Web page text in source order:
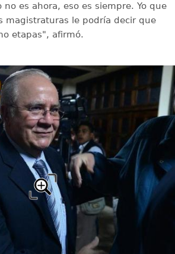
no es ahora, eso es siempre. Yo que
magistraturas le podría decir que
etapas", afirmó.